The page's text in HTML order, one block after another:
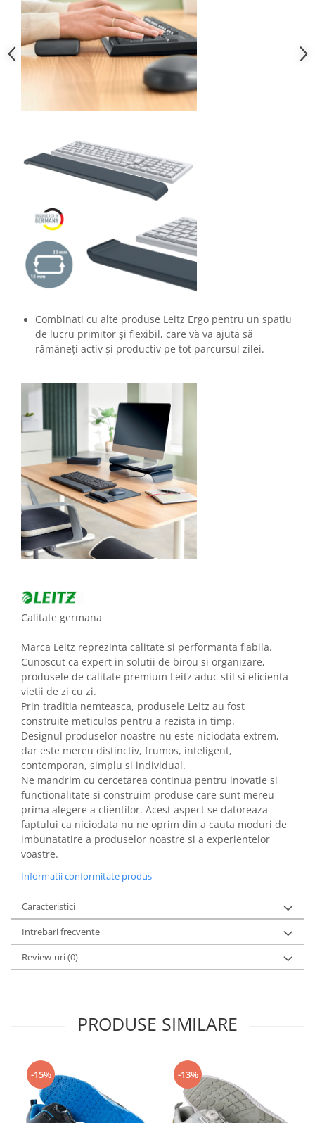
Combinați cu alte produse Leitz Ergo pentru un spațiu
de lucru primitor și flexibil, care vă va ajuta să
rămâneți activ și productiv pe tot parcursul zilei.
Calitate germana
Marca Leitz reprezinta calitate si performanta fiabila.
Cunoscut ca expert in solutii de birou si organizare,
produsele de calitate premium Leitz aduc stil si eficienta
vietii de zi cu zi.
Prin traditia nemteasca, produsele Leitz au fost
construite meticulos pentru a rezista in timp.
Designul produselor noastre nu este niciodata extrem,
dar este mereu distinctiv, frumos, inteligent,
contemporan, simplu si individual.
Ne mandrim cu cercetarea continua pentru inovatie si
functionalitate si construim produse care sunt mereu
prima alegere a clientilor. Acest aspect se datoreaza
faptului ca niciodata nu ne oprim din a cauta moduri de
imbunatatire a produselor noastre si a experientelor
voastre.
Informatii conformitate produs
Caracteristici
Intrebari frecvente
Review-uri(0)
PRODUSE SIMILARE
-15% -13%